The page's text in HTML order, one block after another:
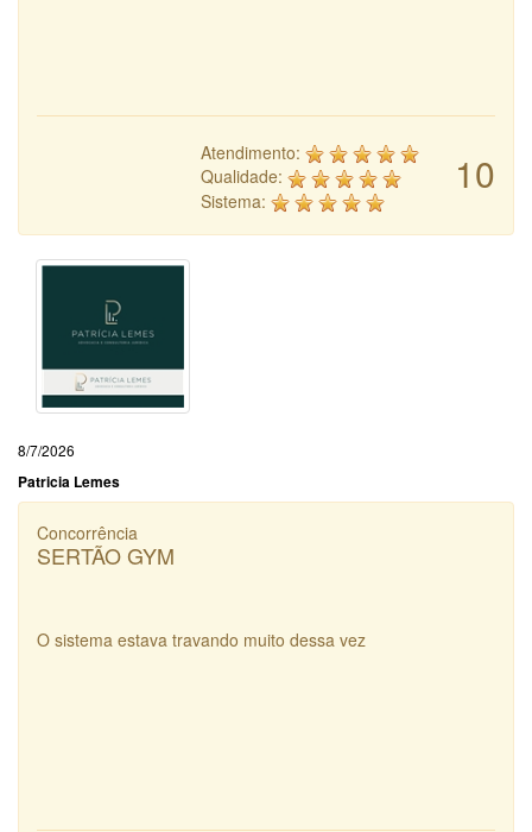
10
Atendimento:
Qualidade:
Sistema:
8/7/2026
Patricia Lemes
Concorrência
SERTÃO GYM
O sistema estava travando muito dessa vez